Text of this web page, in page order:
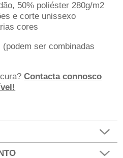
50% poliéster 280g/m2
e corte unissexo
cores
ser combinadas
Contacta connosco